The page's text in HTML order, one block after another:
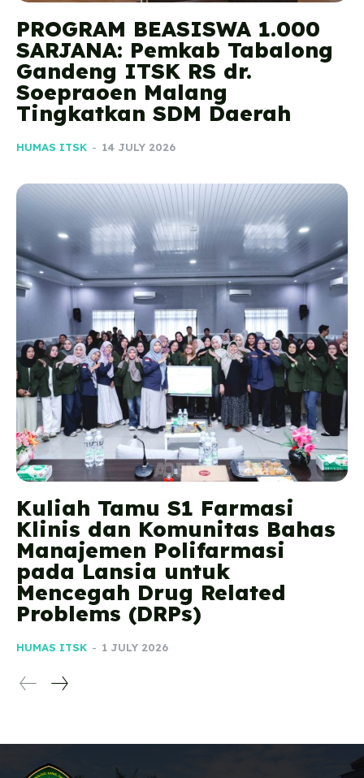
PROGRAM BEASISWA 1.000
SARJANA: Pemkab Tabalong
Gandeng ITSK RS dr.
Soepraoen Malang
Tingkatkan SDM Daerah
HUMAS ITSK - 14 JULY 2026
Kuliah Tamu S1 Farmasi
Klinis dan Komunitas Bahas
Manajemen Polifarmasi
pada Lansia untuk
Mencegah Drug Related
Problems (DRPs)
HUMAS ITSK - 1 JULY 2026